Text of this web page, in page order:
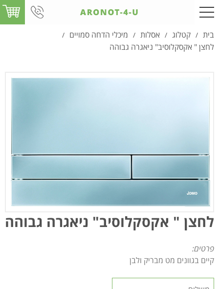
בית / קטלוג / אסלות / מיכלי הדחה סמויים /
לחצן " אקסקלוסיב" ניאגרה גבוהה
לחצן " אקסקלוסיב" ניאגרה גבוהה
פרטים:
קיים בגוונים מט מבריק ולבן